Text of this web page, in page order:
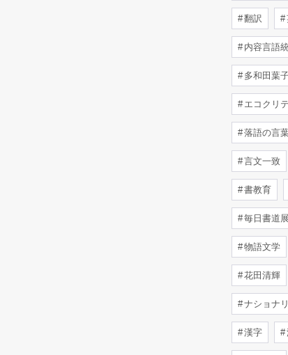
翻訳
内容言語
多和田葉
エコクリ
落語の言
言文一致
書教育
毎日書道展
物語文学
花田清輝
ナショナ
漢字